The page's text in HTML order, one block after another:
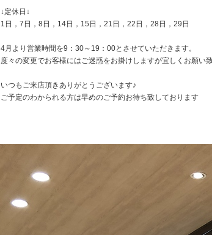
↓定休日↓
1日，7日，8日，14日，15日，21日，22日，28日，29日
4月より営業時間を9：30～19：00とさせていただきます。
度々の変更でお客様にはご迷惑をお掛けしますが宜しくお願い致
いつもご来店頂きありがとうございます♪
ご予定のわかられる方は早めのご予約お待ち致しております